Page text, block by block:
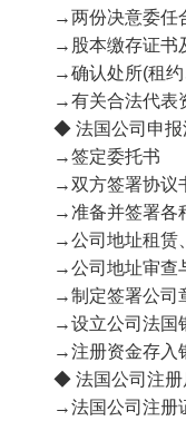
→两份决意委任合
→股本缴存证书
→确认处所(租约
→有关合法代表
◆ 法国公司申报
→签定委托书
→双方签署协议
→准备并签署各
→公司地址租赁
→公司地址审查
→制定签署公司
→设立公司法国
→注册资金存入
◆ 法国公司注册
→法国公司注册